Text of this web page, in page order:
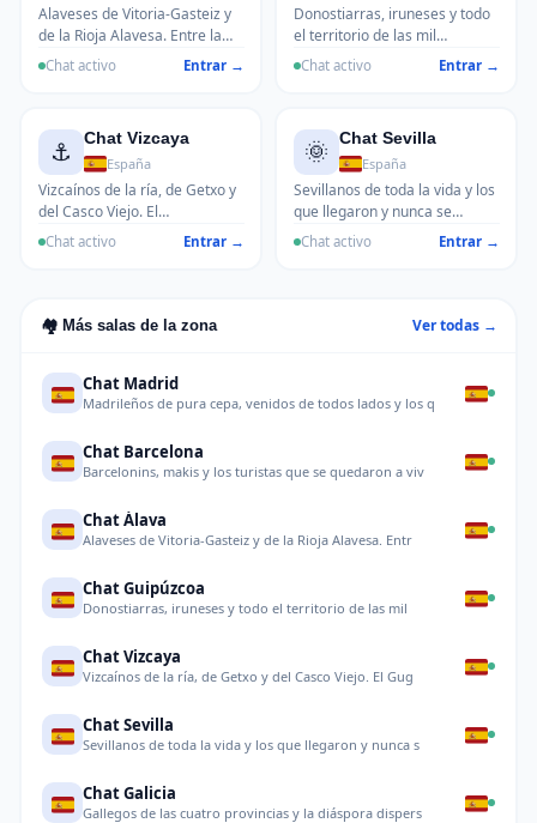
Alaveses de Vitoria-Gasteiz y
de la Rioja Alavesa. Entre la
capital verde de Europa y los
Chat activo Entrar →
Donostiarras, iruneses y todo
el territorio de las mil
txangurros. La gastronomía
Chat activo Entrar →
⚓
Chat Vizcaya
España
Vizcaínos de la ría, de Getxo y
del Casco Viejo. El
Guggenheim cambia las
Chat activo Entrar →
🌞
Chat Sevilla
España
Sevillanos de toda la vida y los
que llegaron y nunca se
fueron. La Feria, el Rocío y el
Chat activo Entrar →
🏘️ Más salas de la zona Ver todas →
Chat Madrid
Madrileños de pura cepa, venidos de todos lados y los q
Chat Barcelona
Barcelonins, makis y los turistas que se quedaron a viv
Chat Álava
Alaveses de Vitoria-Gasteiz y de la Rioja Alavesa. Entr
Chat Guipúzcoa
Donostiarras, iruneses y todo el territorio de las mil
Chat Vizcaya
Vizcaínos de la ría, de Getxo y del Casco Viejo. El Gug
Chat Sevilla
Sevillanos de toda la vida y los que llegaron y nunca s
Chat Galicia
Gallegos de las cuatro provincias y la diáspora dispers